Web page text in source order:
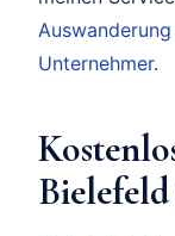
Auswanderung
Unternehmer.